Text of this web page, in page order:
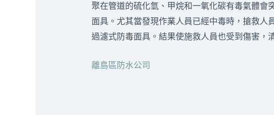
聚在管道的硫化氫、甲烷和一氧化碳有毒氣體
面具。尤其當發現作業人員已經中毒時，搶救
過濾式防毒面具。結果使施救人員也受到傷害，
離島區防水公司